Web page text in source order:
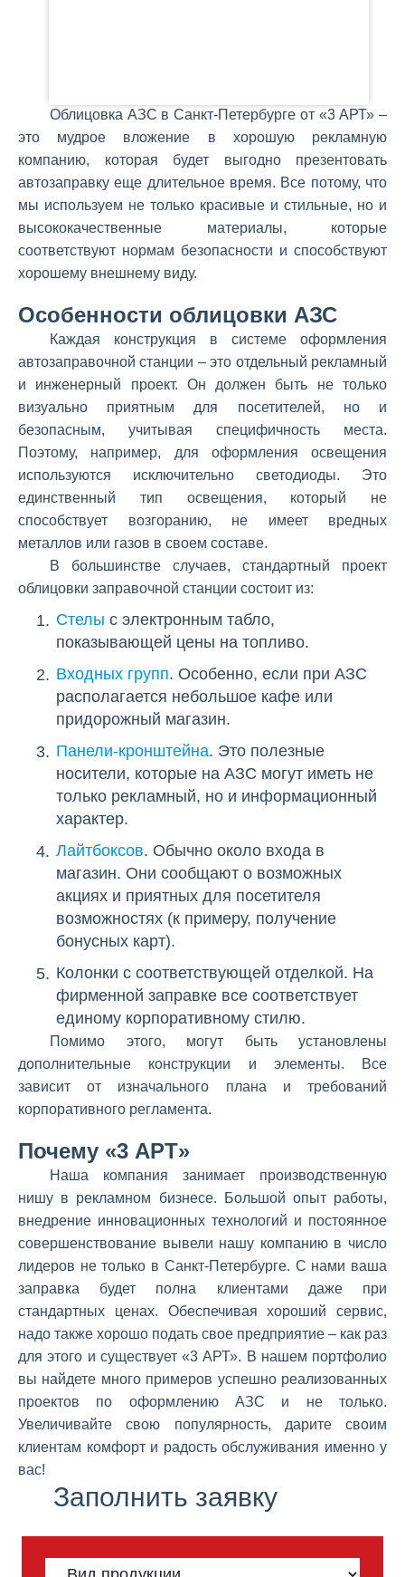
Облицовка АЗС в Санкт-Петербурге от «3 АРТ» –
это мудрое вложение в хорошую рекламную
компанию, которая будет выгодно презентовать
автозаправку еще длительное время. Все потому, что
мы используем не только красивые и стильные, но и
высококачественные материалы, которые
соответствуют нормам безопасности и способствуют
хорошему внешнему виду.
Особенности облицовки АЗС
Каждая конструкция в системе оформления
автозаправочной станции – это отдельный рекламный
и инженерный проект. Он должен быть не только
визуально приятным для посетителей, но и
безопасным, учитывая специфичность места.
Поэтому, например, для оформления освещения
используются исключительно светодиоды. Это
единственный тип освещения, который не
способствует возгоранию, не имеет вредных
металлов или газов в своем составе.
В большинстве случаев, стандартный проект
облицовки заправочной станции состоит из:
Стелы с электронным табло,
показывающей цены на топливо.
Входных групп. Особенно, если при АЗС
располагается небольшое кафе или
придорожный магазин.
Панели-кронштейна. Это полезные
носители, которые на АЗС могут иметь не
только рекламный, но и информационный
характер.
Лайтбоксов. Обычно около входа в
магазин. Они сообщают о возможных
акциях и приятных для посетителя
возможностях (к примеру, получение
бонусных карт).
Колонки с соответствующей отделкой. На
фирменной заправке все соответствует
единому корпоративному стилю.
Помимо этого, могут быть установлены
дополнительные конструкции и элементы. Все
зависит от изначального плана и требований
корпоративного регламента.
Почему «3 АРТ»
Наша компания занимает производственную
нишу в рекламном бизнесе. Большой опыт работы,
внедрение инновационных технологий и постоянное
совершенствование вывели нашу компанию в число
лидеров не только в Санкт-Петербурге. С нами ваша
заправка будет полна клиентами даже при
стандартных ценах. Обеспечивая хороший сервис,
надо также хорошо подать свое предприятие – как раз
для этого и существует «3 АРТ». В нашем портфолио
вы найдете много примеров успешно реализованных
проектов по оформлению АЗС и не только.
Увеличивайте свою популярность, дарите своим
клиентам комфорт и радость обслуживания именно у
вас!
Заполнить заявку